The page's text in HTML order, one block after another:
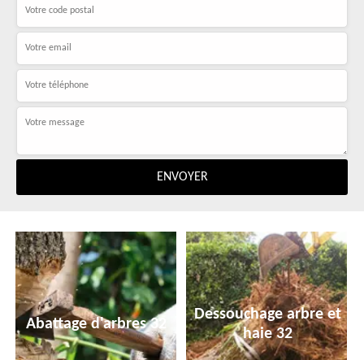
Abattage d'arbres 32
Dessouchage arbre et
haie 32